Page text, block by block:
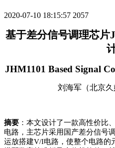
2020-07-10 18:15:57 2057
基于差分信号调理芯片
JHM1101 Based Signal
刘海军（北京
摘要 ：本文设计了一款高性价比
电路，主芯片采用国产差分信号
运放搭建V/I电路，使整个电路的